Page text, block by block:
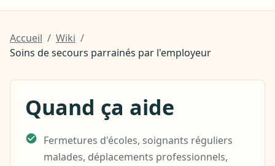
Accueil / Wiki /
Soins de secours parrainés par l'employeur
Quand ça aide
Fermetures d'écoles, soignants réguliers
malades, déplacements professionnels,